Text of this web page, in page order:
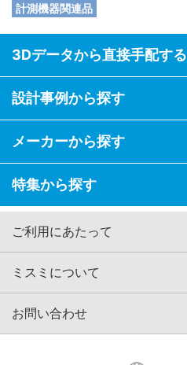
計測機器関連品
3Dデータから直接手配する
設計事例から探す
メーカーから探す
特集から探す
ご利用にあたって
ミスミについて
お問い合わせ